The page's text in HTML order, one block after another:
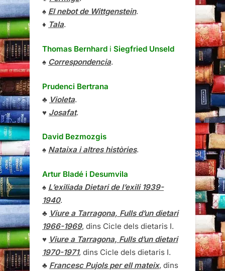
♠ El nebot de Wittgenstein.
♦ Tala.
Thomas Bernhard i Siegfried Unseld
♠ Correspondencia.
Prudenci Bertrana
♣ Violeta.
♥ Josafat.
David Bezmozgis
♠ Nataixa i altres històries.
Artur Bladé i Desumvila
♠ L’exiliada Dietari de l’exili 1939-
1940.
♣ Viure a Tarragona, Fulls d’un dietari
1966-1969, dins Cicle dels dietaris I.
♥ Viure a Tarragona, Fulls d’un dietari
1970-1971, dins Cicle dels dietaris I.
♣ Francesc Pujols per ell mateix, dins